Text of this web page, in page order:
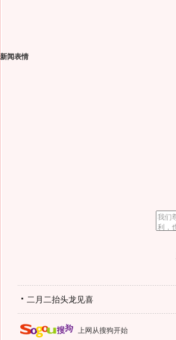
新闻表情
二月二抬头龙见喜
上网从搜狗开始